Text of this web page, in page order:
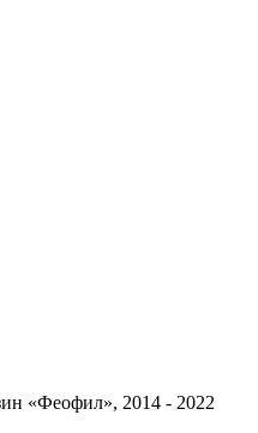
«Феофил», 2014 - 2022